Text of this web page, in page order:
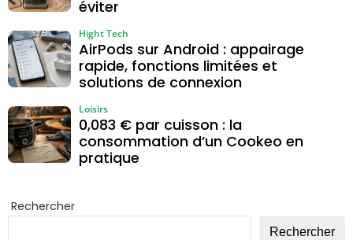
éviter
AirPods sur Android : appairage
rapide, fonctions limitées et
solutions de connexion
Hight Tech
0,083 € par cuisson : la
consommation d’un Cookeo en
pratique
Loisirs
Rechercher
Rechercher